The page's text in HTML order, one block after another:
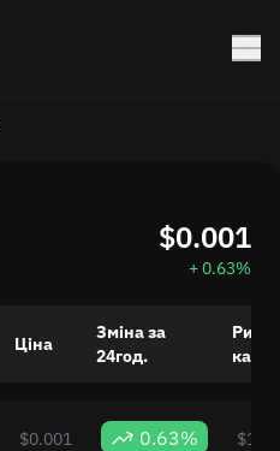
$0.001
+ 0.63%
Ціна
Зміна за
24год.
$0.001 0.63%